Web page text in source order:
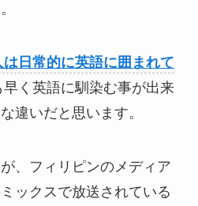
は日常的に英語に囲まれて
早く英語に馴染む事が出来
違いだと思います。
、フィリピンのメディア
ックスで放送されている